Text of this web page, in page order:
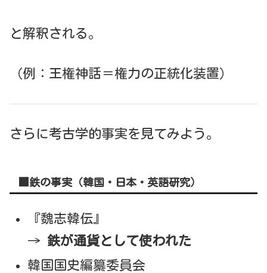
と解釈される。
（例：王権神話＝権力の正統化装置）
さらに考古学的事実を見てみよう。
■鉄の事実（韓国・日本・英語研究）
『魏志韓伝』
→ 鉄が通貨として使われた
韓国国史編纂委員会